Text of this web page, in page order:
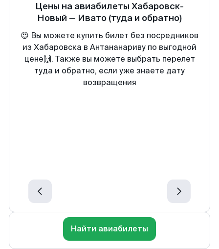
Цены на авиабилеты Хабаровск-
Новый — Ивато (туда и обратно)
😍 Вы можете купить билет без посредников
из Хабаровска в Антананариву по выгодной
цене🙌. Также вы можете выбрать перелет
туда и обратно, если уже знаете дату
возвращения
Найти авиабилеты